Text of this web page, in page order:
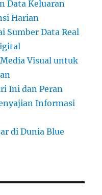
Data Keluaran
Harian
Sumber Data Real
Visual untuk
Ini dan Peran
Informasi
di Dunia Blue